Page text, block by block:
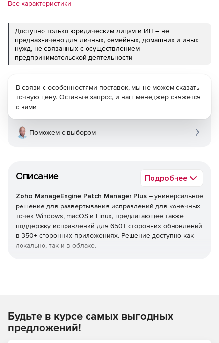
Все характеристики
Доступно только юридическим лицам и ИП – не
предназначено для личных, семейных, домашних и иных
нужд, не связанных с осуществлением
предпринимательской деятельности
Описание Подробнее
Zoho ManageEngine Patch Manager Plus – универсальное
решение для развертывания исправлений для конечных
точек Windows, macOS и Linux, предлагающее также
поддержку исправлений для 650+ сторонних обновлений
в 350+ сторонних приложениях. Решение доступно как
локально, так и в облаке.
Тестовое задание
Возможность тестировать исправления перед
В связи с особенностями поставок, мы не можем сказать
точную цену. Оставьте запрос, и наш менеджер свяжется
с вами
Поможем с выбором
Будьте в курсе самых выгодных
предложений!